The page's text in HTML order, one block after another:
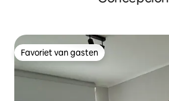
Favoriet van gasten
Favoriet van gasten